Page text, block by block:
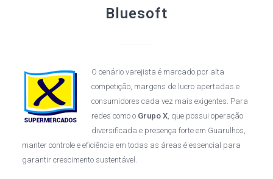
Bluesoft
O cenário varejista é marcado por alta
competição, margens de lucro apertadas e
consumidores cada vez mais exigentes. Para
redes como o Grupo X, que possui operação
diversificada e presença forte em Guarulhos,
manter controle e eficiência em todas as áreas é essencial para
garantir crescimento sustentável.